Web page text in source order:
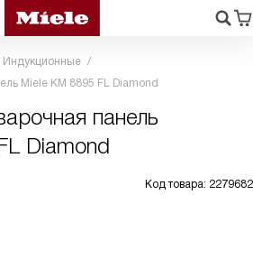
Индукционные
Miele KM 8895 FL Diamond
панель
Diamond
Код товара: 2279682